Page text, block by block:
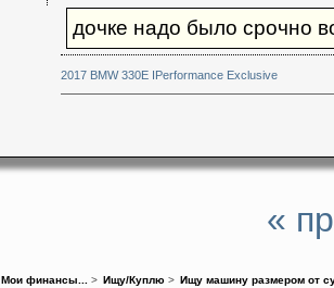
дочке надо было срочно
2017 BMW 330E IPerformance Exclusive
«
Мои финансы... > Ищу/Куплю> Ищу машину размером от